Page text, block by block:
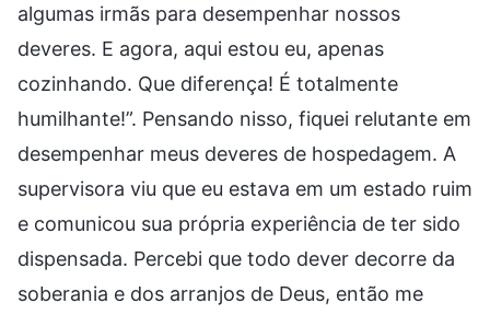
algumas irmãs para desempenhar nossos
deveres. E agora, aqui estou eu, apenas
cozinhando. Que diferença! É totalmente
humilhante!”. Pensando nisso, fiquei relutante em
desempenhar meus deveres de hospedagem. A
supervisora viu que eu estava em um estado ruim
e comunicou sua própria experiência de ter sido
dispensada. Percebi que todo dever decorre da
soberania e dos arranjos de Deus, então me